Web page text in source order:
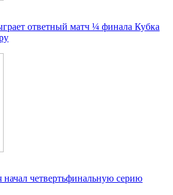
ответный матч ¼ финала Кубка
начал четвертьфинальную серию